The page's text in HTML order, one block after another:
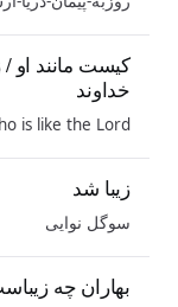
کیست مانند او
خداوند
is like the Lord
زیبا شد
سوگل نوایی
بهاران چه